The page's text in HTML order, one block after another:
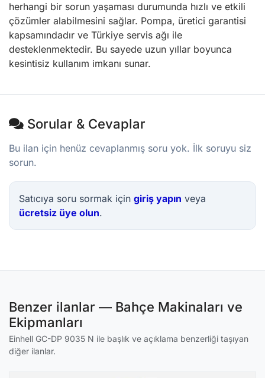
herhangi bir sorun yaşaması durumunda hızlı ve etkili
çözümler alabilmesini sağlar. Pompa, üretici garantisi
kapsamındadır ve Türkiye servis ağı ile
desteklenmektedir. Bu sayede uzun yıllar boyunca
kesintisiz kullanım imkanı sunar.
Sorular & Cevaplar
Bu ilan için henüz cevaplanmış soru yok. İlk soruyu siz
sorun.
Satıcıya soru sormak için giriş yapın veya
ücretsiz üye olun.
Benzer ilanlar — Bahçe Makinaları ve
Ekipmanları
Einhell GC-DP 9035 N ile başlık ve açıklama benzerliği taşıyan
diğer ilanlar.